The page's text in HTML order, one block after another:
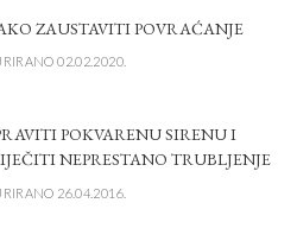
ZAUSTAVITI POVRAĆANJE
02.02.2020.
POKVARENU SIRENU I
NEPRESTANO TRUBLJENJE
26.04.2016.